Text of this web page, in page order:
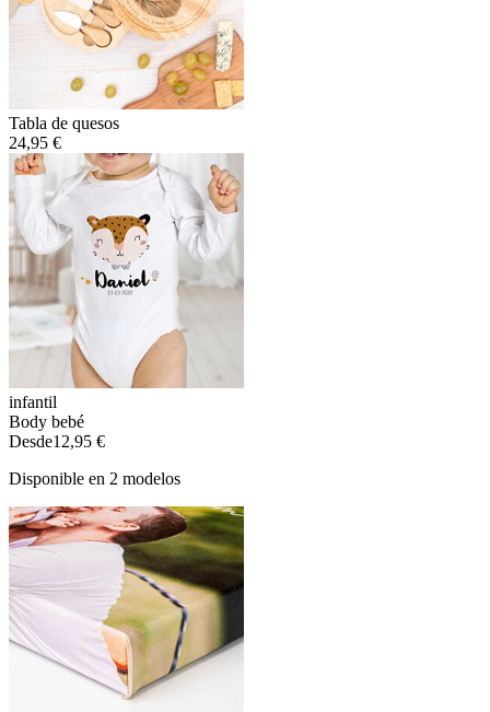
Tabla de quesos
24,95 €
infantil
Body bebé
Desde12,95 €
Disponible en 2 modelos